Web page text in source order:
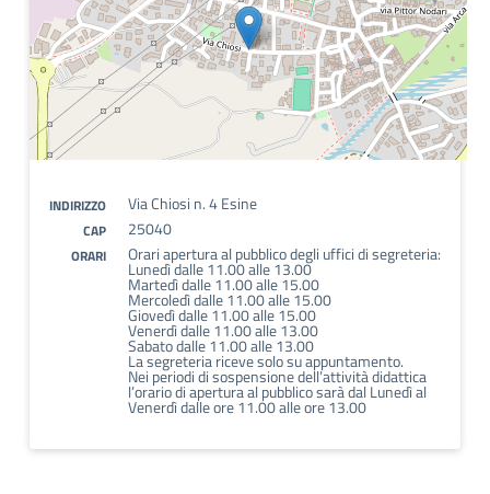
INDIRIZZO Via Chiosi n. 4 Esine
CAP 25040
ORARI Orari apertura al pubblico degli uffici di segreteria:
Lunedì dalle 11.00 alle 13.00
Martedì dalle 11.00 alle 15.00
Mercoledì dalle 11.00 alle 15.00
Giovedì dalle 11.00 alle 15.00
Venerdì dalle 11.00 alle 13.00
Sabato dalle 11.00 alle 13.00
La segreteria riceve solo su appuntamento.
Nei periodi di sospensione dell’attività didattica
l’orario di apertura al pubblico sarà dal Lunedì al
Venerdì dalle ore 11.00 alle ore 13.00